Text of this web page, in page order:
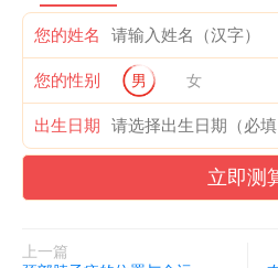
您的姓名
您的性别 男 女
出生日期
立即测
上一篇